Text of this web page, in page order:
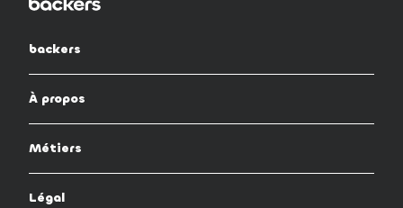
backers
À propos
Métiers
Légal